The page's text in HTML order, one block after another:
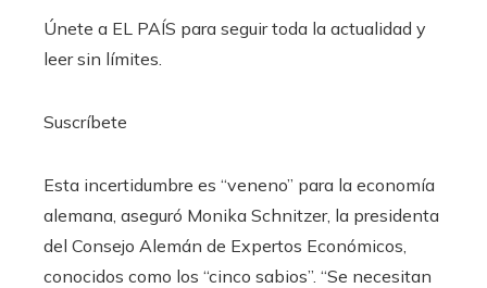
Únete a EL PAÍS para seguir toda la actualidad y
leer sin límites.
Suscríbete
Esta incertidumbre es “veneno” para la economía
alemana, aseguró Monika Schnitzer, la presidenta
del Consejo Alemán de Expertos Económicos,
conocidos como los “cinco sabios”. “Se necesitan